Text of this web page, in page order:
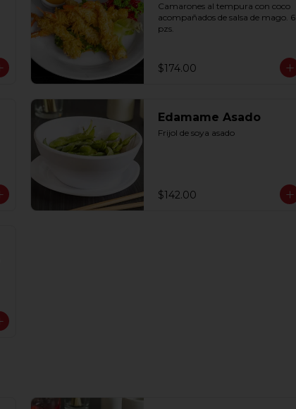
Camarones al tempura con coco
acompañados de salsa de mago. 6
pzs.
$174.00
Edamame Asado
Frijol de soya asado
$142.00